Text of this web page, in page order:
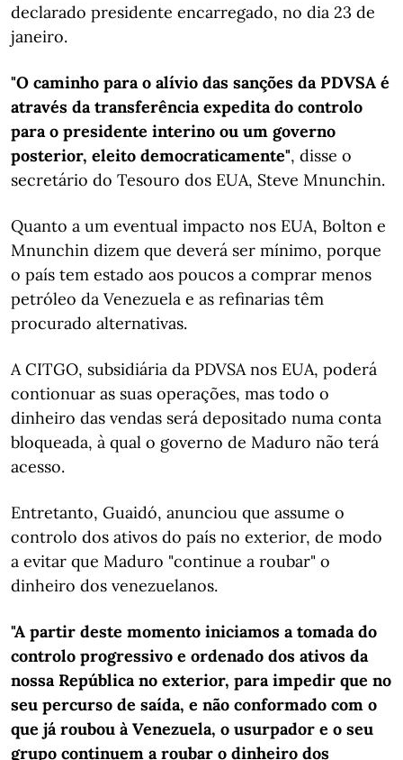
declarado presidente encarregado, no dia 23 de
janeiro.
"O caminho para o alívio das sanções da PDVSA é
através da transferência expedita do controlo
para o presidente interino ou um governo
posterior, eleito democraticamente", disse o
secretário do Tesouro dos EUA, Steve Mnunchin.
Quanto a um eventual impacto nos EUA, Bolton e
Mnunchin dizem que deverá ser mínimo, porque
o país tem estado aos poucos a comprar menos
petróleo da Venezuela e as refinarias têm
procurado alternativas.
A CITGO, subsidiária da PDVSA nos EUA, poderá
contionuar as suas operações, mas todo o
dinheiro das vendas será depositado numa conta
bloqueada, à qual o governo de Maduro não terá
acesso.
Entretanto, Guaidó, anunciou que assume o
controlo dos ativos do país no exterior, de modo
a evitar que Maduro "continue a roubar" o
dinheiro dos venezuelanos.
"A partir deste momento iniciamos a tomada do
controlo progressivo e ordenado dos ativos da
nossa República no exterior, para impedir que no
seu percurso de saída, e não conformado com o
que já roubou à Venezuela, o usurpador e o seu
grupo continuem a roubar o dinheiro dos